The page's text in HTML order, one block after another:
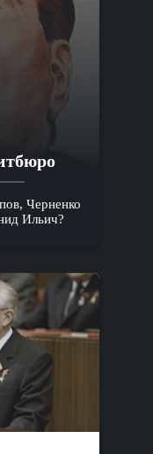
Черненко
Ильич?